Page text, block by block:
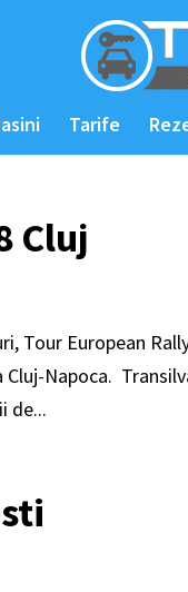
Tarife
Cluj
Tour European
Napoca.
de...